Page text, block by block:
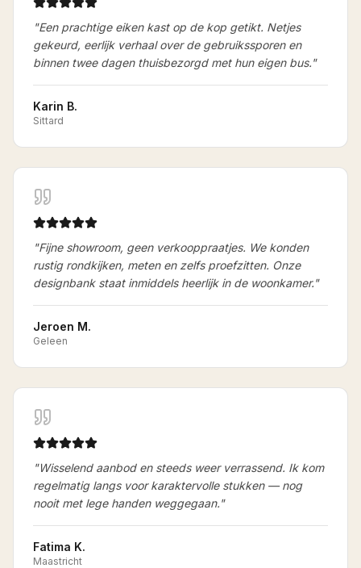
"Een prachtige eiken kast op de kop getikt. Netjes
gekeurd, eerlijk verhaal over de gebruikssporen en
binnen twee dagen thuisbezorgd met hun eigen bus."
Karin B.
Sittard
"Fijne showroom, geen verkooppraatjes. We konden
rustig rondkijken, meten en zelfs proefzitten. Onze
designbank staat inmiddels heerlijk in de woonkamer."
Jeroen M.
Geleen
"Wisselend aanbod en steeds weer verrassend. Ik kom
regelmatig langs voor karaktervolle stukken — nog
nooit met lege handen weggegaan."
Fatima K.
Maastricht